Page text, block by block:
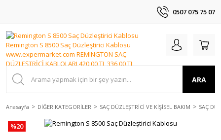
0507 075 75 07
ARA
Anasayfa DİĞER KATEGORİLER SAÇ DÜZLEŞTRİCİ VE KİŞİSEL BAKIM SAÇ
%20